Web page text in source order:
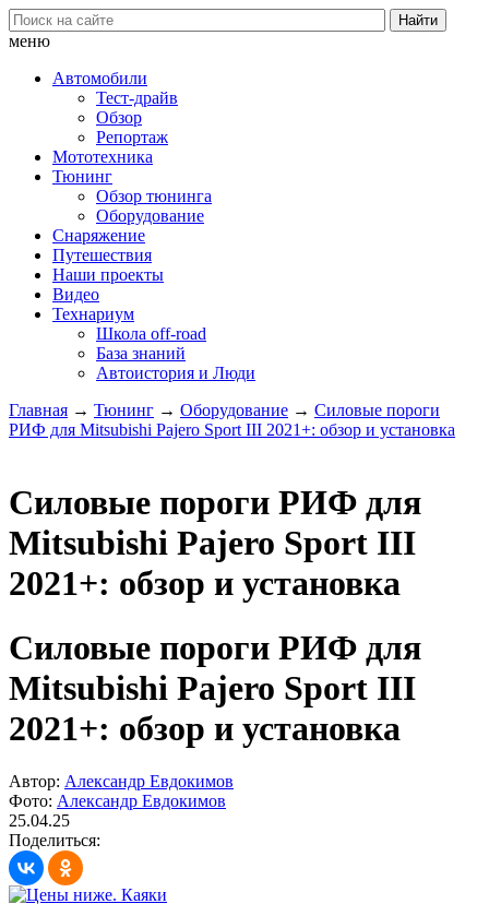
меню
Автомобили
Тест-драйв
Обзор
Репортаж
Мототехника
Тюнинг
Обзор тюнинга
Оборудование
Снаряжение
Путешествия
Наши проекты
Видео
Технариум
Школа off-road
База знаний
Автоистория и Люди
Главная → Тюнинг → Оборудование → Силовые пороги
РИФ для Mitsubishi Pajero Sport III 2021+: обзор и установка
Силовые пороги РИФ для
Mitsubishi Pajero Sport III
2021+: обзор и установка
Силовые пороги РИФ для
Mitsubishi Pajero Sport III
2021+: обзор и установка
Автор: Александр Евдокимов
Фото: Александр Евдокимов
25.04.25
Поделиться: